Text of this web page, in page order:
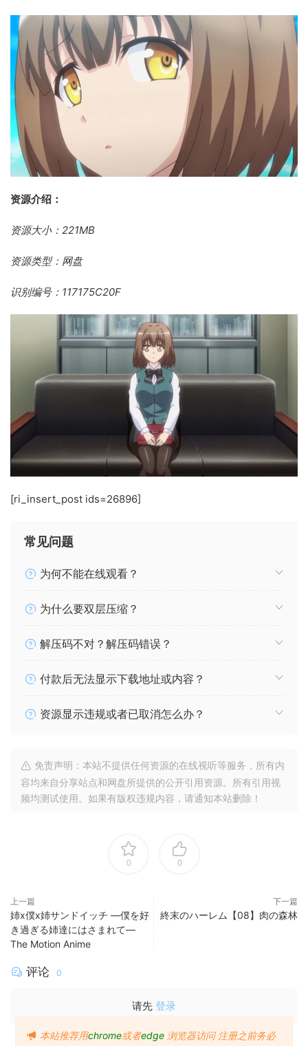
资源介绍：
资源大小：221MB
资源类型：网盘
识别编号：117175C20F
[ri_insert_post ids=26896]
常见问题
为何不能在线观看？
为什么要双层压缩？
解压码不对？解压码错误？
付款后无法显示下载地址或内容？
资源显示违规或者已取消怎么办？
免责声明：本站不提供任何资源的在线视听等服务，所有内
容均来自分享站点和网盘所提供的公开引用资源。所有引用视
频均测试使用。如果有版权违规内容，请通知本站删除！
0 0
上一篇
姉x僕x姉サンドイッチ ―僕を好
き過ぎる姉達にはさまれて―
The Motion Anime
下一篇
終末のハーレム【08】肉の森林
评论 0
请先 登录
本站推荐用chrome或者edge 浏览器访问 注册之前务必